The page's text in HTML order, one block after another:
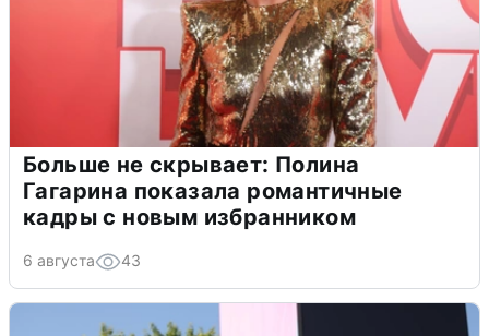
Больше не скрывает: Полина
Гагарина показала романтичные
кадры с новым избранником
6 августа 43